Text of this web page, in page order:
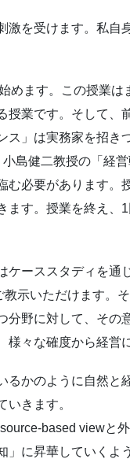
を受けます。私自
めます。この授業は
業です。そして、
」は実務家を招き
島健二教授の「経
必要があります。
す。授業を終え、
ーススタディを通
示いただけます。そ
野に対して、その
々な確度から経営
かのように自然と
きます。
based viewと
に昇華していくよ